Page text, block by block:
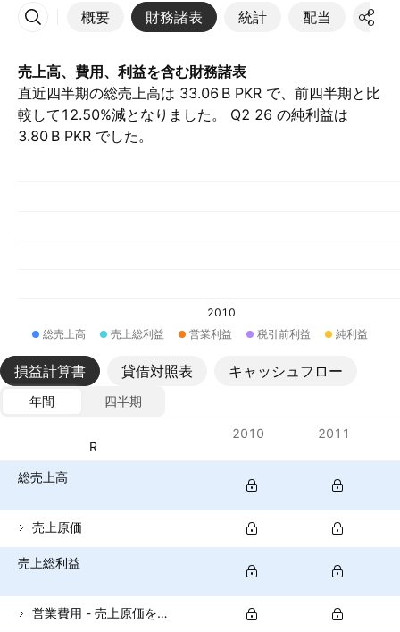
概要 財務諸表 統計 配当 決算
その他
売上高、費用、利益を含む財務諸表
直近四半期の総売上高は ‪33.06 B‬ PKR で、前四半期と比
較して12.50%減となりました。 Q2 26 の純利益は
‪3.80 B‬ PKR でした。
2010
総売上高
売上総利益 営業利益 税引前利益 純利益
損益計算書 貸借対照表 キャッシュフロー
年間
四半期
通貨: PKR
2010 2011
総売上高
売上原価
売上総利益
営業費用 - 売上原価を除く